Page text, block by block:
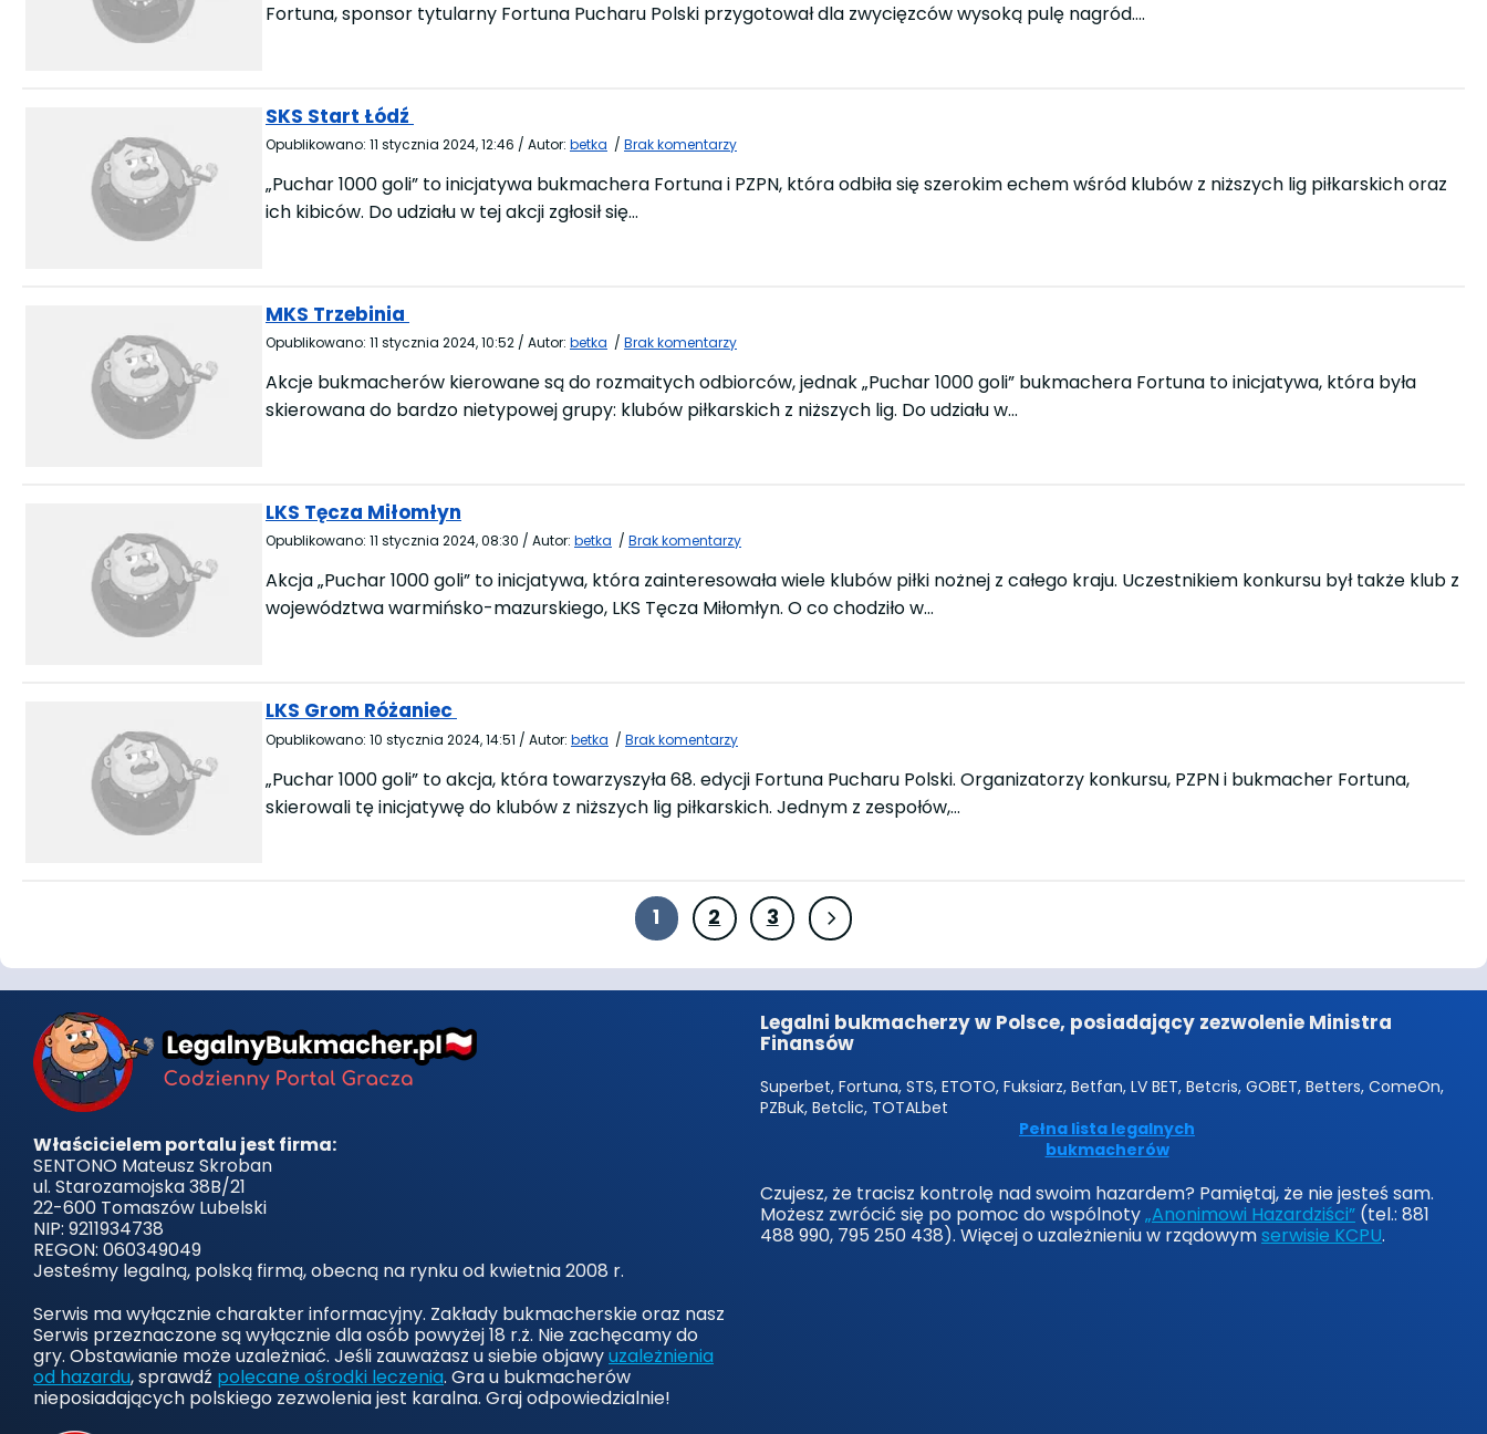
Fortuna, sponsor tytularny Fortuna Pucharu Polski przygotował dla zwycięzców wysoką pulę nagród….
SKS Start Łódź
Opublikowano: 11 stycznia 2024, 12:46 / Autor: betka / Brak komentarzy
„Puchar 1000 goli” to inicjatywa bukmachera Fortuna i PZPN, która odbiła się szerokim echem wśród klubów z niższych lig piłkarskich oraz
ich kibiców. Do udziału w tej akcji zgłosił się…
MKS Trzebinia
Opublikowano: 11 stycznia 2024, 10:52 / Autor: betka / Brak komentarzy
Akcje bukmacherów kierowane są do rozmaitych odbiorców, jednak „Puchar 1000 goli” bukmachera Fortuna to inicjatywa, która była
skierowana do bardzo nietypowej grupy: klubów piłkarskich z niższych lig. Do udziału w…
LKS Tęcza Miłomłyn
Opublikowano: 11 stycznia 2024, 08:30 / Autor: betka / Brak komentarzy
Akcja „Puchar 1000 goli” to inicjatywa, która zainteresowała wiele klubów piłki nożnej z całego kraju. Uczestnikiem konkursu był także klub z
województwa warmińsko-mazurskiego, LKS Tęcza Miłomłyn. O co chodziło w…
LKS Grom Różaniec
Opublikowano: 10 stycznia 2024, 14:51 / Autor: betka / Brak komentarzy
„Puchar 1000 goli” to akcja, która towarzyszyła 68. edycji Fortuna Pucharu Polski. Organizatorzy konkursu, PZPN i bukmacher Fortuna,
skierowali tę inicjatywę do klubów z niższych lig piłkarskich. Jednym z zespołów,…
1 2 3
Właścicielem portalu jest firma:
SENTONO Mateusz Skroban
ul. Starozamojska 38B/21
22-600 Tomaszów Lubelski
NIP: 9211934738
REGON: 060349049
Jesteśmy legalną, polską firmą, obecną na rynku od kwietnia 2008 r.
Serwis ma wyłącznie charakter informacyjny. Zakłady bukmacherskie oraz nasz
Serwis przeznaczone są wyłącznie dla osób powyżej 18 r.ż. Nie zachęcamy do
gry. Obstawianie może uzależniać. Jeśli zauważasz u siebie objawyuzależnienia
od hazardu, sprawdź polecane ośrodki leczenia. Gra u bukmacherów
nieposiadających polskiego zezwolenia jest karalna. Graj odpowiedzialnie!
Legalni bukmacherzy w Polsce, posiadający zezwolenie Ministra
Finansów
Superbet, Fortuna, STS, ETOTO, Fuksiarz, Betfan, LV BET, Betcris, GOBET, Betters, ComeOn,
PZBuk, Betclic, TOTALbet
Pełna lista legalnych
bukmacherów
Czujesz, że tracisz kontrolę nad swoim hazardem? Pamiętaj, że nie jesteś sam.
Możesz zwrócić się po pomoc do wspólnoty„Anonimowi Hazardziści” (tel.: 881
488 990, 795 250 438). Więcej o uzależnieniu w rządowymserwisie KCPU.